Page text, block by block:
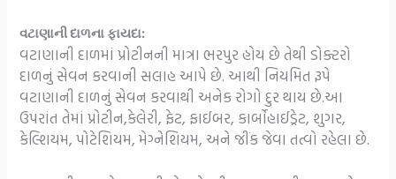
વટાણાની દાળના ફાયદા:
વટાણાની દાળમાં પ્રોટીનની માત્રા ભરપુર હોય છે તેથી ડોક્ટરો
દાળનું સેવન કરવાની સલાહ આપે છે. આથી નિયમિત રૂપે
વટાણાની દાળનું સેવન કરવાથી અનેક રોગો દુર થાય છે.આ
ઉપરાંત તેમાં પ્રોટીન,કેલેરી, ફેટ, ફાઈબર, કાર્બોહાઈડ્રેટ, શુગર,
કેલ્શિયમ, પોટેશિયમ, મેગ્નેશિયમ, અને જીંક જેવા તત્વો રહેલા છે.